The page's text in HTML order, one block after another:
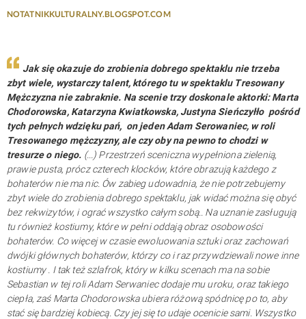
NOTATNIKKULTURALNY.BLOGSPOT.COM
Jak się okazuje do zrobienia dobrego spektaklu nie trzeba
zbyt wiele, wystarczy talent, którego tu w spektaklu Tresowany
Mężczyzna nie zabraknie. Na scenie trzy doskonale aktorki: Marta
Chodorowska, Katarzyna Kwiatkowska, Justyna Sieńczyłło pośród
tych pełnych wdzięku pań, on jeden Adam Serowaniec, w roli
Tresowanego mężczyzny, ale czy oby na pewno to chodzi w
tresurze o niego. (...) Przestrzeń sceniczna wypełniona zielenią,
prawie pusta, prócz czterech klocków, które obrazują każdego z
bohaterów nie ma nic. Ów zabieg udowadnia, że nie potrzebujemy
zbyt wiele do zrobienia dobrego spektaklu, jak widać można się obyć
bez rekwizytów, i ograć wszystko całym sobą.. Na uznanie zasługują
tu również kostiumy, które w pełni oddają obraz osobowości
bohaterów. Co więcej w czasie ewoluowania sztuki oraz zachowań
dwójki głównych bohaterów, którzy co i raz przywdziewali nowe inne
kostiumy . I tak też szlafrok, który w kilku scenach ma na sobie
Sebastian w tej roli Adam Serwaniec dodaje mu uroku, oraz takiego
ciepła, zaś Marta Chodorowska ubiera różową spódnicę po to, aby
stać się bardziej kobiecą. Czy jej się to udaje ocenicie sami. Wszystko